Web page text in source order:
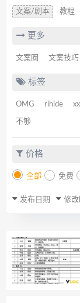
文案/剧本 教程
更多
文案圈 文案技巧
标签
OMG rihide xx
不够
价格
全部 免费
发布日期 修改